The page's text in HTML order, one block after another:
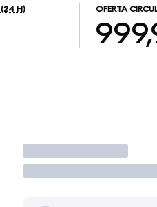
(24 H) OFERTA
Operar